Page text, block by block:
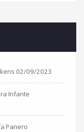
02/09/2023
Infante
Panero